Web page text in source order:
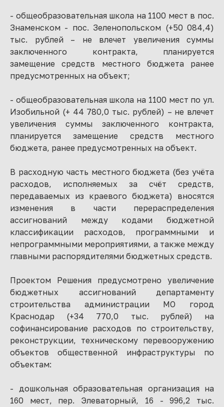
- общеобразовательная школа на 1100 мест в пос.
Знаменском - пос. Зеленопольском (+50 084,4)
тыс. рублей – не влечет увеличения суммы
заключенного контракта, планируется
замещение средств местного бюджета ранее
предусмотренных на объект;
- общеобразовательная школа на 1100 мест по ул.
Изобильной (+ 44 780,0 тыс. рублей) – не влечет
увеличения суммы заключенного контракта,
планируется замещение средств местного
бюджета, ранее предусмотренных на объект.
В расходную часть местного бюджета (без учёта
расходов, исполняемых за счёт средств,
передаваемых из краевого бюджета) вносятся
изменения в части перераспределения
ассигнований между кодами бюджетной
классификации расходов, программными и
непрограммными мероприятиями, а также между
главными распорядителями бюджетных средств.
Проектом Решения предусмотрено увеличение
бюджетных ассигнований департаменту
строительства администрации МО город
Краснодар (+34 770,0 тыс. рублей) на
софинансирование расходов по строительству,
реконструкции, техническому перевооружению
объектов общественной инфраструктуры по
объектам:
- дошкольная образовательная организация на
160 мест, пер. Элеваторный, 16 - 996,2 тыс.